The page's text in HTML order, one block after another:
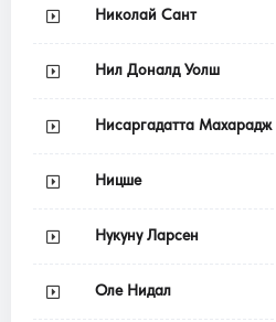
Николай Сант
Нил Доналд Уолш
Нисаргадатта Махарадж
Ницше
Нукуну Ларсен
Оле Нидал